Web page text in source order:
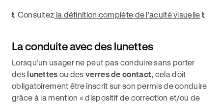
🚦 Consultez la définition complète de l’acuité visuelle 🚦
La conduite avec des lunettes
Lorsqu’un usager ne peut pas conduire sans porter
deslunettes ou des verres de contact, cela doit
obligatoirement être inscrit sur son permis de conduire
grâce à la mention « dispositif de correction et/ou de